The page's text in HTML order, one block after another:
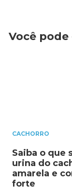
Você
CACHORRO
Saiba o que
urina do
amarela e
forte